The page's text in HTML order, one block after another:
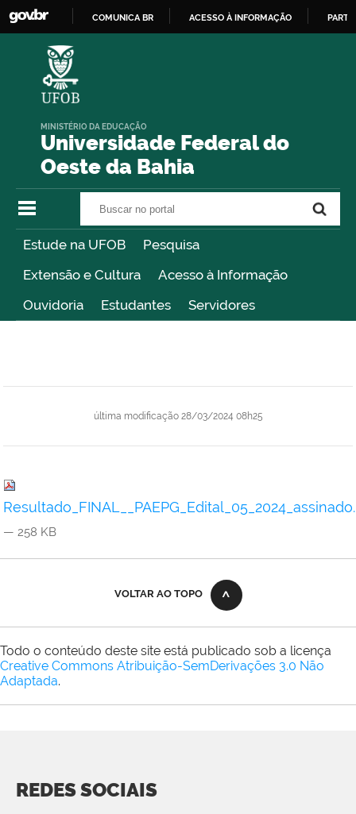
COMUNICA BR ACESSO À INFORMAÇÃO
Universidade Federal do
Oeste da Bahia
MINISTÉRIO DA EDUCAÇÃO
Estude na UFOB
Pesquisa
Extensão e Cultura
Acesso à Informação
Ouvidoria
Estudantes Servidores
última modificação28/03/2024 08h25
— 258 KB
VOLTAR AO TOPO
Todo o conteúdo deste site está publicado sob a licença
Creative Commons Atribuição-SemDerivações 3.0 Não
Adaptada.
REDES SOCIAIS